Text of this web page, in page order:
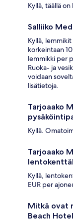
Kyllä, täällä
Salliiko
Kyllä,
korkeintaan
lemmikki per
Ruoka- ja
voidaan
lisätietoja.
Tarjoaako
Kyllä.
Tarjoaako
Kyllä,
EUR per
Mitkä ovat
Beach